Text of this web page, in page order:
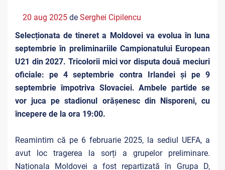
20 aug 2025 de Serghei Cipilencu
Selecționata de tineret a Moldovei va evolua în luna
septembrie în preliminariile Campionatului European
U21 din 2027. Tricolorii mici vor disputa două meciuri
oficiale: pe 4 septembrie contra Irlandei și pe 9
septembrie împotriva Slovaciei. Ambele partide se
vor juca pe stadionul orășenesc din Nisporeni, cu
începere de la ora 19:00.
Reamintim că pe 6 februarie 2025, la sediul UEFA, a
avut loc tragerea la sorți a grupelor preliminare.
Naționala Moldovei a fost repartizată în Grupa D,